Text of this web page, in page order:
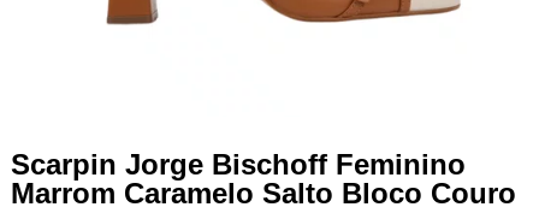
Scarpin Jorge Bischoff Feminino
Marrom Caramelo Salto Bloco Couro